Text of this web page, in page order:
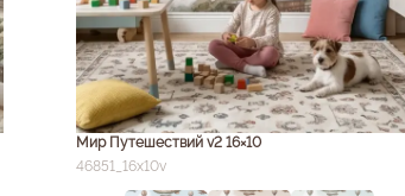
Мир Путешествий v2 16×10
46851_16x10v